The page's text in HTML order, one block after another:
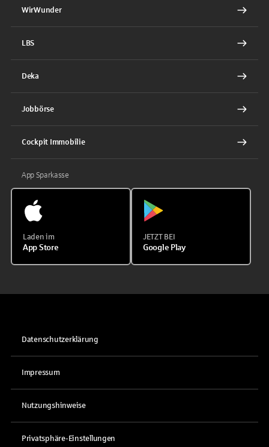
WirWunder
LBS
Deka
Jobbörse
Cockpit Immobilie
App Sparkasse
Laden im
App Store
JETZT BEI
Google Play
Datenschutzerklärung
Impressum
Nutzungshinweise
Privatsphäre-Einstellungen